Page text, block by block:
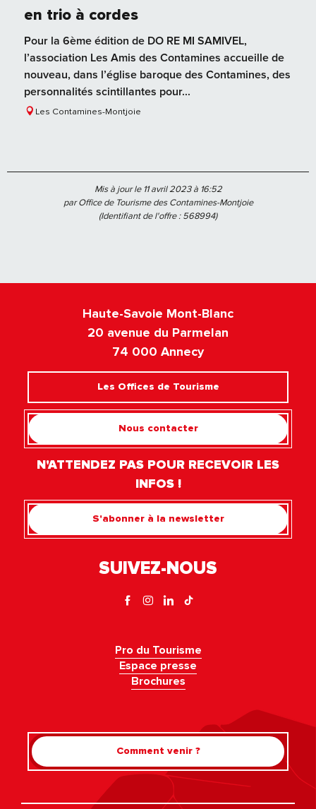
Rechercher
en trio à cordes
Pour la 6ème édition de DO RE MI SAMIVEL,
l’association Les Amis des Contamines accueille de
nouveau, dans l’église baroque des Contamines, des
personnalités scintillantes pour...
Les Contamines-Montjoie
Mis à jour le 11 avril 2023 à 16:52
par Office de Tourisme des Contamines-Montjoie
(Identifiant de l'offre :568994)
Haute-Savoie Mont-Blanc
20 avenue du Parmelan
74 000 Annecy
Les Offices de Tourisme
Nous contacter
N'ATTENDEZ PAS POUR RECEVOIR LES
INFOS !
S'abonner à la newsletter
SUIVEZ-NOUS
Pro du Tourisme
Espace presse
Brochures
Comment venir ?